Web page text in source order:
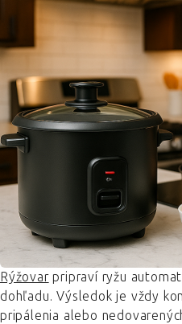
Rýžovarpripraví ryžu
dohľadu. Výsledok je vždy
pripálenia alebo